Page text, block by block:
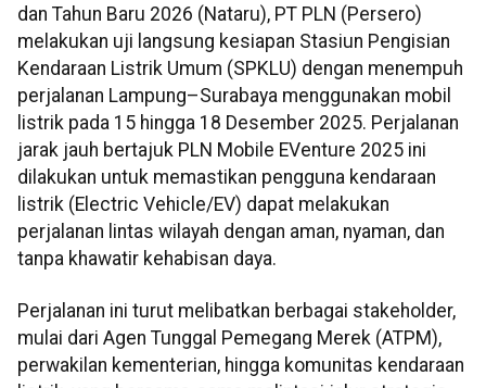
dan Tahun Baru 2026 (Nataru), PT PLN (Persero)
melakukan uji langsung kesiapan Stasiun Pengisian
Kendaraan Listrik Umum (SPKLU) dengan menempuh
perjalanan Lampung–Surabaya menggunakan mobil
listrik pada 15 hingga 18 Desember 2025. Perjalanan
jarak jauh bertajuk PLN Mobile EVenture 2025 ini
dilakukan untuk memastikan pengguna kendaraan
listrik (Electric Vehicle/EV) dapat melakukan
perjalanan lintas wilayah dengan aman, nyaman, dan
tanpa khawatir kehabisan daya.
Perjalanan ini turut melibatkan berbagai stakeholder,
mulai dari Agen Tunggal Pemegang Merek (ATPM),
perwakilan kementerian, hingga komunitas kendaraan